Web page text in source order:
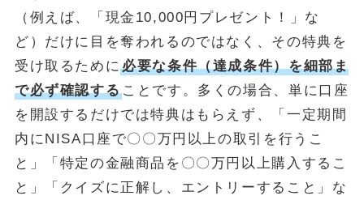
（例えば、「現金10,000円プレゼント！」な
ど）だけに目を奪われるのではなく、その特典を
受け取るために必要な条件（達成条件）を細部ま
で必ず確認することです。多くの場合、単に口座
を開設するだけでは特典はもらえず、「一定期間
内にNISA口座で〇〇万円以上の取引を行うこ
と」「特定の金融商品を〇〇万円以上購入するこ
と」「クイズに正解し、エントリーすること」な